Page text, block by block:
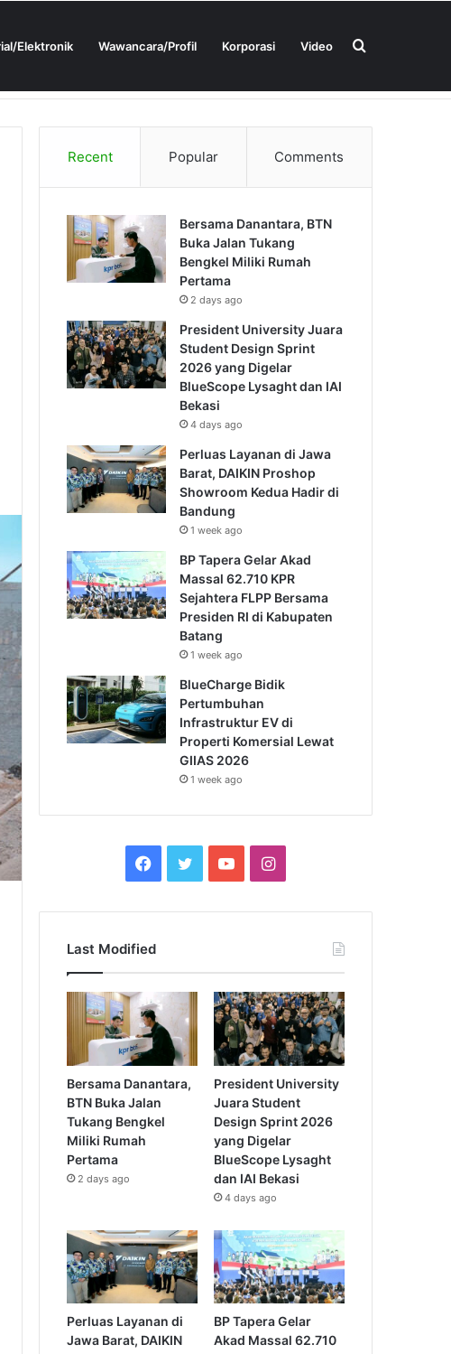
Elektronik Wawancara/Profil Korporasi Video Search
Recent Popular Comments
Bersama Danantara, BTN
Buka Jalan Tukang
Bengkel Miliki Rumah
Pertama
2 days ago
President University Juara
Student Design Sprint
2026 yang Digelar
BlueScope Lysaght dan IAI
Bekasi
4 days ago
Perluas Layanan di Jawa
Barat, DAIKIN Proshop
Showroom Kedua Hadir di
Bandung
1 week ago
BP Tapera Gelar Akad
Massal 62.710 KPR
Sejahtera FLPP Bersama
Presiden RI di Kabupaten
Batang
1 week ago
BlueCharge Bidik
Pertumbuhan
Infrastruktur EV di
Properti Komersial Lewat
GIIAS 2026
1 week ago
Facebook
TwitterYouTubeInstagram
Last Modified
Bersama Danantara,
BTN Buka Jalan
Tukang Bengkel
Miliki Rumah
Pertama
2 days ago
President University
Juara Student
Design Sprint 2026
yang Digelar
BlueScope Lysaght
dan IAI Bekasi
4 days ago
Perluas Layanan di
Jawa Barat, DAIKIN
BP Tapera Gelar
Akad Massal 62.710